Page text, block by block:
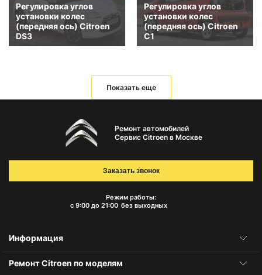
Регулировка углов
установки колес
(передняя ось) Citroen
DS3
Регулировка углов
установки колес
(передняя ось) Citroen
C1
Показать еще
Ремонт автомобилей
Сервис Citroen в Москве
Режим работы:
с 9:00 до 21:00 без выходных
Заказать звонок
Информация
Ремонт Citroen по моделям